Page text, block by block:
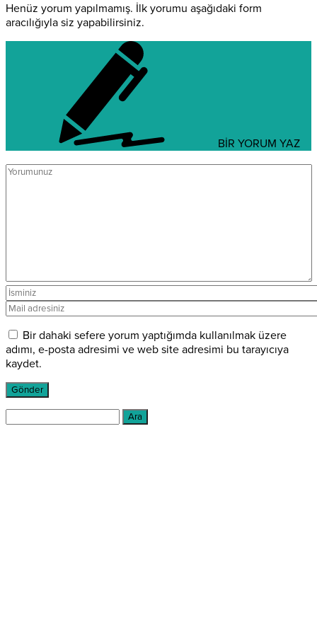
Henüz yorum yapılmamış. İlk yorumu aşağıdaki form
aracılığıyla siz yapabilirsiniz.
BİR YORUM YAZ
Bir dahaki sefere yorum yaptığımda kullanılmak üzere
adımı, e-posta adresimi ve web site adresimi bu tarayıcıya
kaydet.